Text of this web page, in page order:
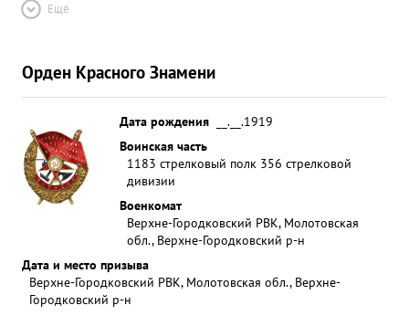
Ещё
Орден Красного Знамени
Дата рождения
__.__.1919
Воинская часть
1183 стрелковый полк 356 стрелковой
дивизии
Военкомат
Верхне-Городковский РВК, Молотовская
обл., Верхне-Городковский р-н
Дата и место призыва
Верхне-Городковский РВК, Молотовская обл., Верхне-
Городковский р-н